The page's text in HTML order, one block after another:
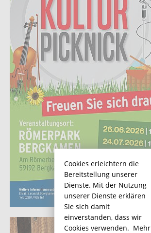
Cookies erleichtern die
Bereitstellung unserer
Dienste. Mit der Nutzung
unserer Dienste erklären
Sie sich damit
einverstanden, dass wir
Cookies verwenden. Mehr